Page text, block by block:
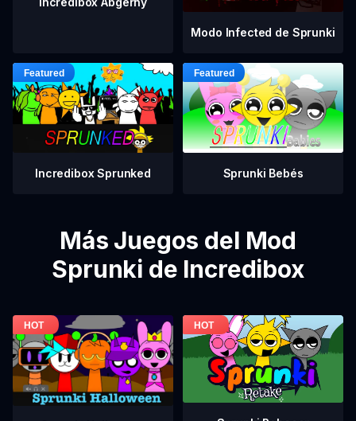
Modo Infected de Sprunki
Incredibox Sprunked Sprunki Bebés
Más Juegos del Mod
Sprunki de Incredibox